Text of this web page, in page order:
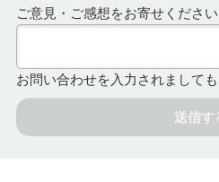
ご意見・ご感想をお寄せください
お問い合わせを入力されまして
送信す